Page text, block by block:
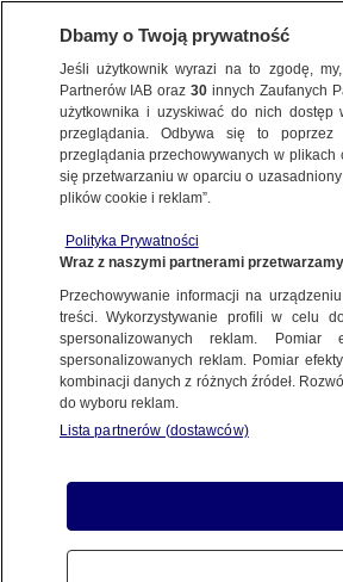
ŚWIAT
pozamałżeński
22.11.2016, 18:32Aktualizacja: 22.11.2016,
Udostępnij
Dbamy o Twoją prywatność
Jeśli użytkownik wyrazi na to zgodę,
Partnerów IAB oraz30 innych Zaufanych
użytkownika i uzyskiwać do nich dostęp
przeglądania. Odbywa się to poprzez
przeglądania przechowywanych w
się przetwarzaniu w oparciu o
plików cookie i reklam”.
Polityka Prywatności
Wraz z naszymi partnerami
Przechowywanie informacji na
treści. Wykorzystywanie profili w celu
spersonalizowanych reklam.
spersonalizowanych reklam. Pomiar
kombinacji danych z różnych źródeł.
do wyboru reklam.
Lista partnerów (dostawców)